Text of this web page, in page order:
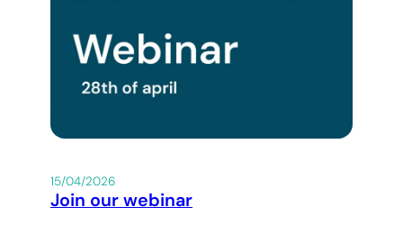
15/04/2026
Join our webinar